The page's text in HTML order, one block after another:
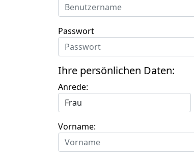
Passwort
Ihre persönlichen Daten:
Anrede:
Vorname: